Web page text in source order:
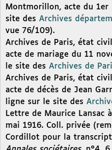
Montmorillon, acte du
site des Archives
vue 76/109).
Archives de Paris, état
acte de mariage du 11
le site des Archives de
Archives de Paris, état
acte de décès de Jean
ligne sur le site des
Lettre de Maurice Lansac
mai 1916. Coll. privée
Cordillot pour la